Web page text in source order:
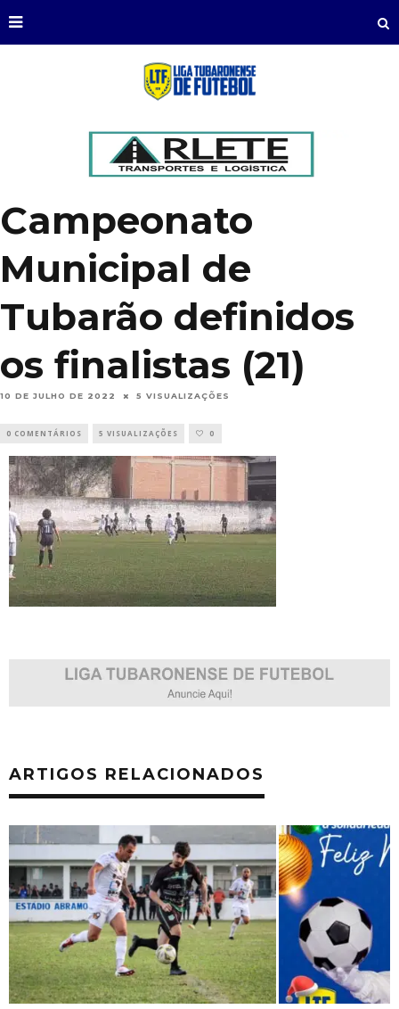
Campeonato
Municipal de
Tubarão definidos
os finalistas (21)
10 DE JULHO DE 2022 5 VISUALIZAÇÕES
0 COMENTÁRIOS 5 VISUALIZAÇÕES 0
ARTIGOS RELACIONADOS